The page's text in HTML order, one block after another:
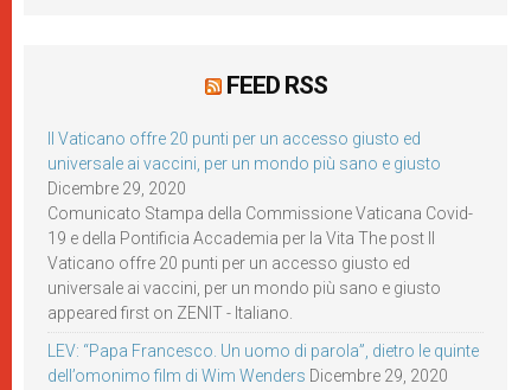
FEED RSS
Il Vaticano offre 20 punti per un accesso giusto ed
universale ai vaccini, per un mondo più sano e giusto
Dicembre 29, 2020
Comunicato Stampa della Commissione Vaticana Covid-
19 e della Pontificia Accademia per la Vita The post Il
Vaticano offre 20 punti per un accesso giusto ed
universale ai vaccini, per un mondo più sano e giusto
appeared first on ZENIT - Italiano.
LEV: “Papa Francesco. Un uomo di parola”, dietro le quinte
dell’omonimo film di Wim Wenders Dicembre 29, 2020